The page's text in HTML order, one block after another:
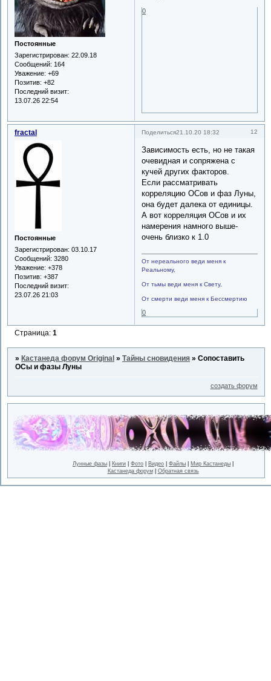
Постоянные
Зарегистрирован: 22.09.18
Сообщений: 164
Уважение: +69
Позитив: +82
Последний визит:
13.07.26 22:54
0
Поделиться 12
21.10.20 18:32
fractal
Постоянные
Зарегистрирован: 03.10.17
Сообщений: 3280
Уважение: +378
Позитив: +387
Последний визит:
23.07.26 21:03
Зависимость есть, но не такая
очевидная и сопряжена с
кучей других факторов.
Если рассматривать
корреляцию ОСов и фаз Луны,
она будет далека от единицы.
А вот корреляция ОСов и их
намерения намного выше-
очень близко к 1.0
От нереального веди меня к
Реальному,
От тьмы веди меня к Свету,
От смерти веди меня к Бессмертию
0
Страница:1
» Кастанеда форум Original »Тайны сновидения »Сопоставить
ОСы и фазы Луны
создать форум
Лунные фазы Книги Фото Видео Файлы Мир Кастанеды
Кастанеда форум| Обратная связь